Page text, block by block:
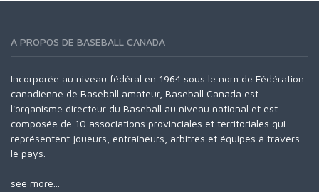
À PROPOS DE BASEBALL CANADA
Incorporée au niveau fédéral en 1964 sous le nom de Fédération
canadienne de Baseball amateur, Baseball Canada est
l'organisme directeur du Baseball au niveau national et est
composée de 10 associations provinciales et territoriales qui
représentent joueurs, entraîneurs, arbitres et équipes à travers
le pays.
see more...